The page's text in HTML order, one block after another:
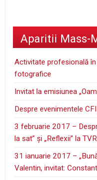
Aparitii Mass-
Activitate profesională
fotografice
Invitat la emisiunea
Despre evenimentele
3 februarie 2017 –
la sat” şi „Reflexii” la
31 ianuarie 2017 –
Valentin, invitat: